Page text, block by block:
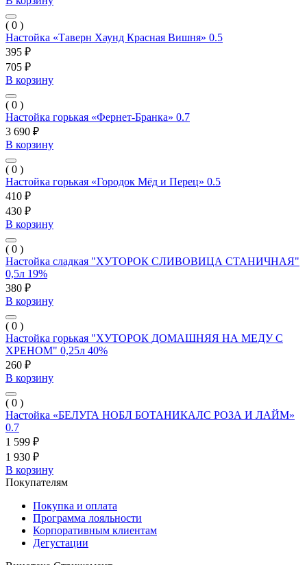
( 0 )
Настойка «Таверн Хаунд Красная Вишня» 0.5
395 ₽
705 ₽
В корзину
( 0 )
Настойка горькая «Фернет-Бранка» 0.7
3 690 ₽
В корзину
( 0 )
Настойка горькая «Городок Мёд и Перец» 0.5
410 ₽
430 ₽
В корзину
( 0 )
Настойка сладкая "ХУТОРОК СЛИВОВИЦА СТАНИЧНАЯ"
0,5л 19%
380 ₽
В корзину
( 0 )
Настойка горькая "ХУТОРОК ДОМАШНЯЯ НА МЕДУ С
ХРЕНОМ" 0,25л 40%
260 ₽
В корзину
( 0 )
Настойка «БЕЛУГА НОБЛ БОТАНИКАЛС РОЗА И ЛАЙМ»
0.7
1 599 ₽
1 930 ₽
В корзину
Покупателям
Покупка и оплата
Программа лояльности
Корпоративным клиентам
Дегустации